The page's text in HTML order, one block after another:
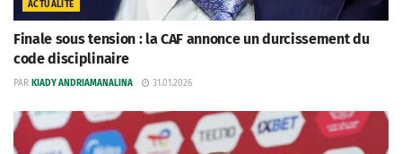
ACTUALITÉ
Finale sous tension : la CAF annonce un durcissement du
code disciplinaire
PAR KIADY ANDRIAMANALINA 31.01.2026